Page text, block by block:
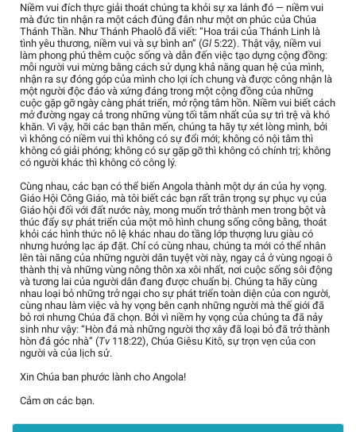
Niềm vui đích thực giải thoát chúng ta khỏi sự xa lánh đó — niềm vui
mà đức tin nhận ra một cách đúng đắn như một ơn phúc của Chúa
Thánh Thần. Như Thánh Phaolô đã viết: “Hoa trái của Thánh Linh là
tình yêu thương, niềm vui và sự bình an” (Gl 5:22). Thật vậy, niềm vui
làm phong phú thêm cuộc sống và dẫn đến việc tạo dựng cộng đồng:
mỗi người vui mừng bằng cách sử dụng khả năng quan hệ của mình,
nhận ra sự đóng góp của mình cho lợi ích chung và được công nhận là
một người độc đáo và xứng đáng trong một cộng đồng của những
cuộc gặp gỡ ngày càng phát triển, mở rộng tâm hồn. Niềm vui biết cách
mở đường ngay cả trong những vùng tối tăm nhất của sự trì trệ và khó
khăn. Vì vậy, hỡi các bạn thân mến, chúng ta hãy tự xét lòng mình, bởi
vì không có niềm vui thì không có sự đổi mới; không có nội tâm thì
không có giải phóng; không có sự gặp gỡ thì không có chính trị; không
có người khác thì không có công lý.
Cùng nhau, các bạn có thể biến Angola thành một dự án của hy vọng.
Giáo Hội Công Giáo, mà tôi biết các bạn rất trân trọng sự phục vụ của
Giáo hội đối với đất nước này, mong muốn trở thành men trong bột và
thúc đẩy sự phát triển của một mô hình chung sống công bằng, thoát
khỏi các hình thức nô lệ khác nhau do tầng lớp thượng lưu giàu có
nhưng hưởng lạc áp đặt. Chỉ có cùng nhau, chúng ta mới có thể nhân
lên tài năng của những người dân tuyệt vời này, ngay cả ở vùng ngoại ô
thành thị và những vùng nông thôn xa xôi nhất, nơi cuộc sống sôi động
và tương lai của người dân đang được chuẩn bị. Chúng ta hãy cùng
nhau loại bỏ những trở ngại cho sự phát triển toàn diện của con người,
cùng nhau làm việc và hy vọng bên cạnh những người mà thế giới đã
bỏ rơi nhưng Chúa đã chọn. Bởi vì niềm hy vọng của chúng ta đã nảy
sinh như vậy: “Hòn đá mà những người thợ xây đã loại bỏ đã trở thành
hòn đá góc nhà” (Tv118:22), Chúa Giêsu Kitô, sự trọn vẹn của con
người và của lịch sử.
Xin Chúa ban phước lành cho Angola!
Cảm ơn các bạn.